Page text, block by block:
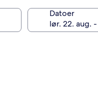
Datoer